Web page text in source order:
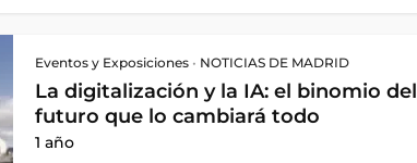
Eventos y Exposiciones • NOTICIAS DE MADRID
La digitalización y la IA: el binomio del
futuro que lo cambiará todo
1 año